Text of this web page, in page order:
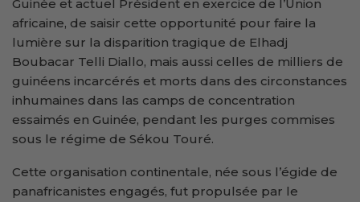
Guinée et actuel Président en exercice de l’Union
africaine, de saisir cette opportunité pour faire la
lumière sur la disparition tragique de Elhadj
Boubacar Telli Diallo, mais aussi celles de milliers de
guinéens incarcérés et morts dans des circonstances
inhumaines dans las camps de concentration
essaimés en Guinée, pendant les purges commises
sous le régime de Sékou Touré.
Cette organisation continentale, née sous l’égide de
panafricanistes engagés, fut propulsée par le